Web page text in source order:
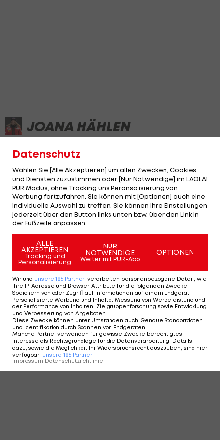
JOANA HÄHLEN
NEWS WELTCUP-STAND
Datenschutz
Wählen Sie [Alle Akzeptieren] um allen Zwecken, Cookies
und Diensten zuzustimmen oder [Nur Notwendige] im LAOLA1
PUR Modus, ohne Tracking uns Peronsalisierung von
Werbung fortzufahren. Sie können mit [Optionen] auch eine
individuelle Auswahl zu treffen. Sie können Ihre Einstellungen
jederzeit über den Button links unten bzw. über den Link in
der Fußzeile anpassen.
ALLE
AKZEPTIEREN
Tracking und
Personalisierung
NUR
NOTWENDIGE
Weiter mit PUR-Abo
OPTIONEN
Wir und unsere 186 Partner verarbeiten personenbezogene Daten, wie
Ihre IP-Adresse und Browser-Attribute für die folgenden Zwecke:
Speichern von oder Zugriff auf Informationen auf einem Endgerät;
Personalisierte Werbung und Inhalte, Messung von Werbeleistung und
der Performance von Inhalten, Zielgruppenforschung sowie Entwicklung
und Verbesserung von Angeboten.
Diese Zwecke können unter Umständen auch: Genaue Standortdaten
und Identifikation durch Scannen von Endgeräten.
Manche Partner verwenden für gewisse Zwecke berechtigtes
Interesse als Rechtsgrundlage für die Datenverarbeitung. Details
dazu, sowie die Möglichkeit Ihr Widerspruchsrecht auszuüben, sind hier
verfügbar: unsere 186 Partner
Impressum Datenschutzrichtlinie